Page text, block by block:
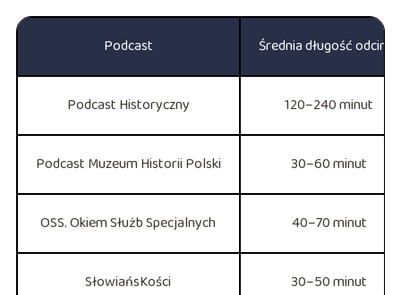
Podcast Średnia długość odcinka
Podcast Historyczny 120–240 minut
Podcast Muzeum Historii Polski 30–60 minut
OSS. Okiem Służb Specjalnych 40–70 minut
SłowiańsKości 30–50 minut